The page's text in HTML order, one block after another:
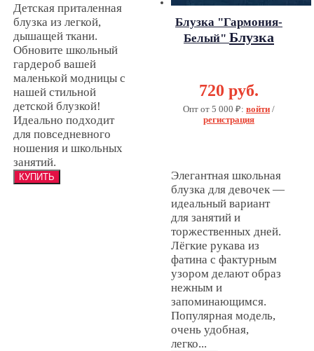
Детская приталенная
блузка из легкой,
дышащей ткани.
Обновите школьный
гардероб вашей
маленькой модницы с
нашей стильной
детской блузкой!
Идеально подходит
для повседневного
ношения и школьных
занятий.
Блузка "Гармония-
Белый" Блузка
720 руб.
Опт от 5 000 ₽: войти /
регистрация
Элегантная школьная
блузка для девочек —
идеальный вариант
для занятий и
торжественных дней.
Лёгкие рукава из
фатина с фактурным
узором делают образ
нежным и
запоминающимся.
Популярная модель,
очень удобная,
легко...